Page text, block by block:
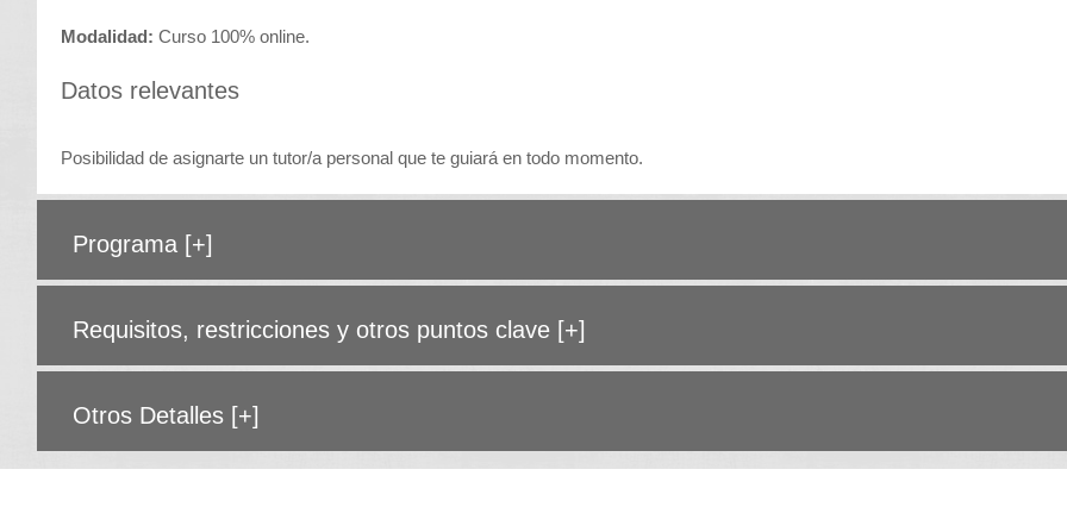
Modalidad:Curso 100% online.
Datos relevantes
Posibilidad de asignarte un tutor/a personal que te guiará en todo momento.
Programa [+]
Requisitos, restricciones y otros puntos clave [+]
Otros Detalles [+]